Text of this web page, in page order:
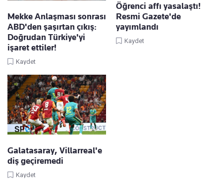
Mekke Anlaşması sonrası
ABD'den şaşırtan çıkış:
Doğrudan Türkiye'yi
işaret ettiler!
Kaydet
Öğrenci affı yasalaştı!
Resmi Gazete'de
yayımlandı
Kaydet
Galatasaray, Villarreal'e
diş geçiremedi
Kaydet